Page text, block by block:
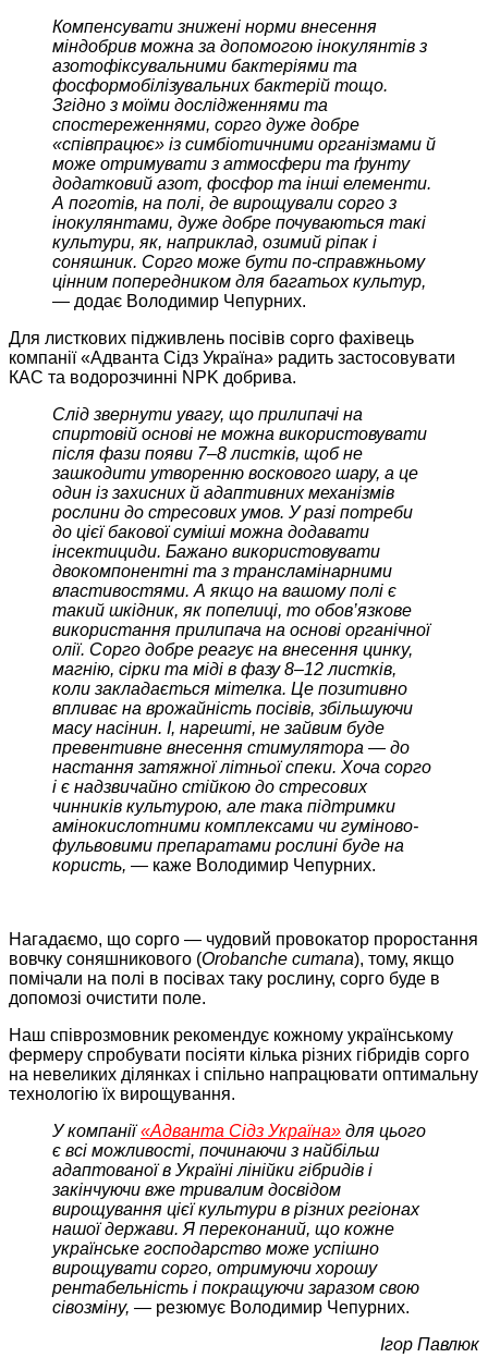
Компенсувати знижені норми внесення
міндобрив можна за допомогою інокулянтів з
азотофіксувальними бактеріями та
фосформобілізувальних бактерій тощо.
Згідно з моїми дослідженнями та
спостереженнями, сорго дуже добре
«співпрацює» із симбіотичними організмами й
може отримувати з атмосфери та ґрунту
додатковий азот, фосфор та інші елементи.
А поготів, на полі, де вирощували сорго з
інокулянтами, дуже добре почуваються такі
культури, як, наприклад, озимий ріпак і
соняшник. Сорго може бути по-справжньому
цінним попередником для багатьох культур,
— додає Володимир Чепурних.
Для листкових підживлень посівів сорго фахівець
компанії «Адванта Сідз Україна» радить застосовувати
КАС та водорозчинні NPK добрива.
Слід звернути увагу, що прилипачі на
спиртовій основі не можна використовувати
після фази появи 7–8 листків, щоб не
зашкодити утворенню воскового шару, а це
один із захисних й адаптивних механізмів
рослини до стресових умов. У разі потреби
до цієї бакової суміші можна додавати
інсектициди. Бажано використовувати
двокомпонентні та з трансламінарними
властивостями. А якщо на вашому полі є
такий шкідник, як попелиці, то обов’язкове
використання прилипача на основі органічної
олії. Сорго добре реагує на внесення цинку,
магнію, сірки та міді в фазу 8–12 листків,
коли закладається мітелка. Це позитивно
впливає на врожайність посівів, збільшуючи
масу насінин. І, нарешті, не зайвим буде
превентивне внесення стимулятора — до
настання затяжної літньої спеки. Хоча сорго
і є надзвичайно стійкою до стресових
чинників культурою, але така підтримки
амінокислотними комплексами чи гуміново-
фульвовими препаратами рослині буде на
користь, — каже Володимир Чепурних.
Нагадаємо, що сорго — чудовий провокатор проростання
вовчку соняшникового (Orobanche cumana), тому, якщо
помічали на полі в посівах таку рослину, сорго буде в
допомозі очистити поле.
Наш співрозмовник рекомендує кожному українському
фермеру спробувати посіяти кілька різних гібридів сорго
на невеликих ділянках і спільно напрацювати оптимальну
технологію їх вирощування.
У компанії«Адванта Сідз Україна» для цього
є всі можливості, починаючи з найбільш
адаптованої в Україні лінійки гібридів і
закінчуючи вже тривалим досвідом
вирощування цієї культури в різних регіонах
нашої держави. Я переконаний, що кожне
українське господарство може успішно
вирощувати сорго, отримуючи хорошу
рентабельність і покращуючи заразом свою
сівозміну, — резюмує Володимир Чепурних.
Ігор Павлюк